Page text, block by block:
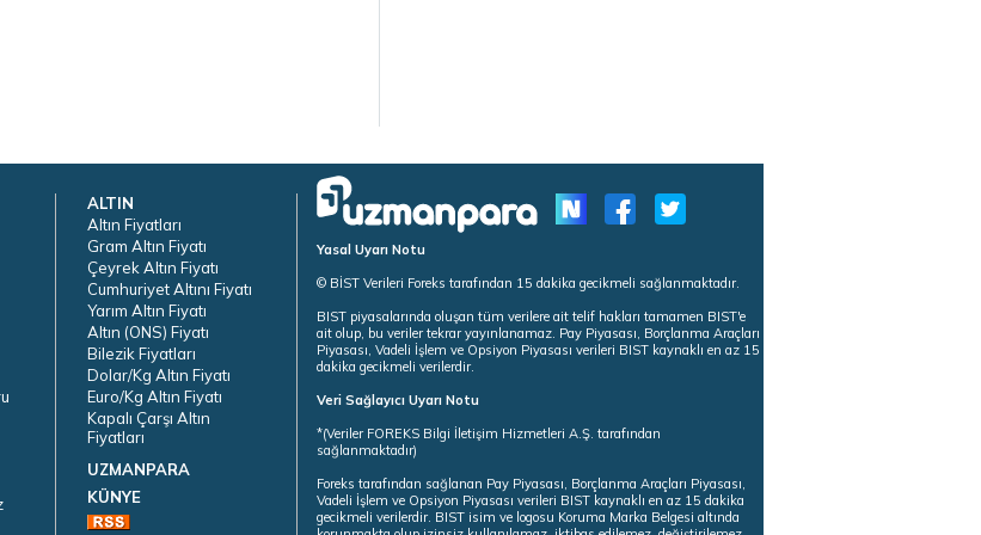
ALTIN
Altın Fiyatları
Gram Altın Fiyatı
Çeyrek Altın Fiyatı
Cumhuriyet Altını Fiyatı
Yarım Altın Fiyatı
Altın (ONS) Fiyatı
Bilezik Fiyatları
Dolar/Kg Altın Fiyatı
Euro/Kg Altın Fiyatı
Kapalı Çarşı Altın
Fiyatları
UZMANPARA
KÜNYE
Yasal Uyarı Notu
© BİST Verileri Foreks tarafından 15 dakika gecikmeli sağlanmaktadır.
BIST piyasalarında oluşan tüm verilere ait telif hakları tamamen BIST'e
ait olup, bu veriler tekrar yayınlanamaz. Pay Piyasası, Borçlanma Araçları
Piyasası, Vadeli İşlem ve Opsiyon Piyasası verileri BIST kaynaklı en az 15
dakika gecikmeli verilerdir.
Veri Sağlayıcı Uyarı Notu
*(Veriler FOREKS Bilgi İletişim Hizmetleri A.Ş. tarafından
sağlanmaktadır)
Foreks tarafından sağlanan Pay Piyasası, Borçlanma Araçları Piyasası,
Vadeli İşlem ve Opsiyon Piyasası verileri BIST kaynaklı en az 15 dakika
gecikmeli verilerdir. BIST isim ve logosu Koruma Marka Belgesi altında